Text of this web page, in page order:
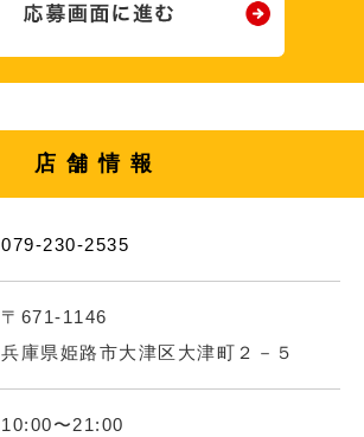
店舗情報
079-230-2535
〒671-1146
兵庫県姫路市大津区大津町２－５
10:00〜21:00